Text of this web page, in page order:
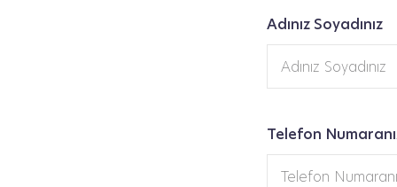
Adınız Soyadınız
Telefon